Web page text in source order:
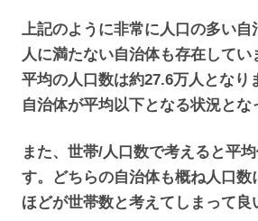
上記のように非常に人口の多い自
人に満たない自治体も存在してい
平均の人口数は約27.6万人となり
自治体が平均以下となる状況とな
また、世帯/人口数で考えると平
す。どちらの自治体も概ね人口数
ほどが世帯数と考えてしまって良